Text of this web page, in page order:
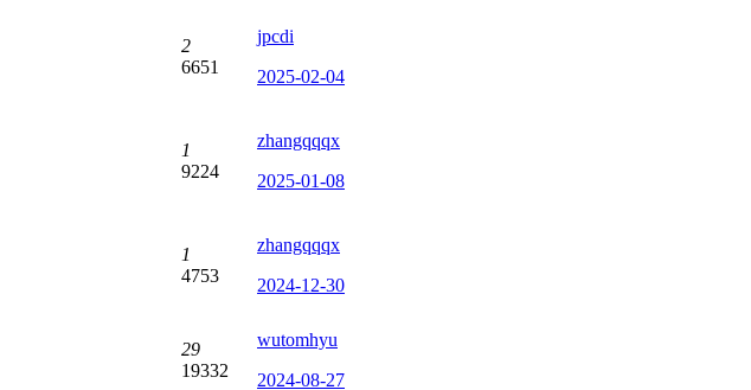
2
6651
jpcdi
2025-02-04
1
9224
zhangqqqx
2025-01-08
1
4753
zhangqqqx
2024-12-30
29
19332
wutomhyu
2024-08-27